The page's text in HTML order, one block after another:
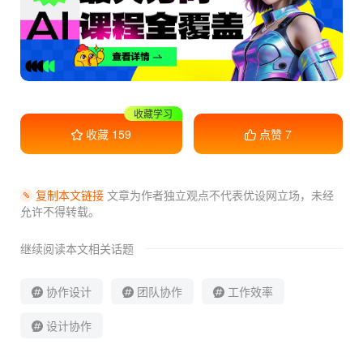
收藏 159
干货满满
点赞 7
复制本文链接文章为作者独立观点不代表优设网立场， 未经
允许不得转载。
继续阅读本文相关话题
协作设计 团队协作 工作效率
设计协作